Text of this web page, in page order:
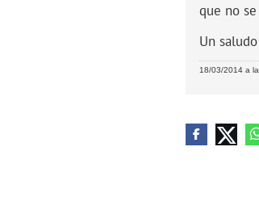
que no
Un saludo
18/03/2014 a